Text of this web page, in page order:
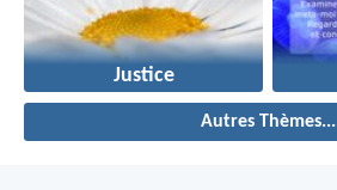
Justice
Autres Thèmes...